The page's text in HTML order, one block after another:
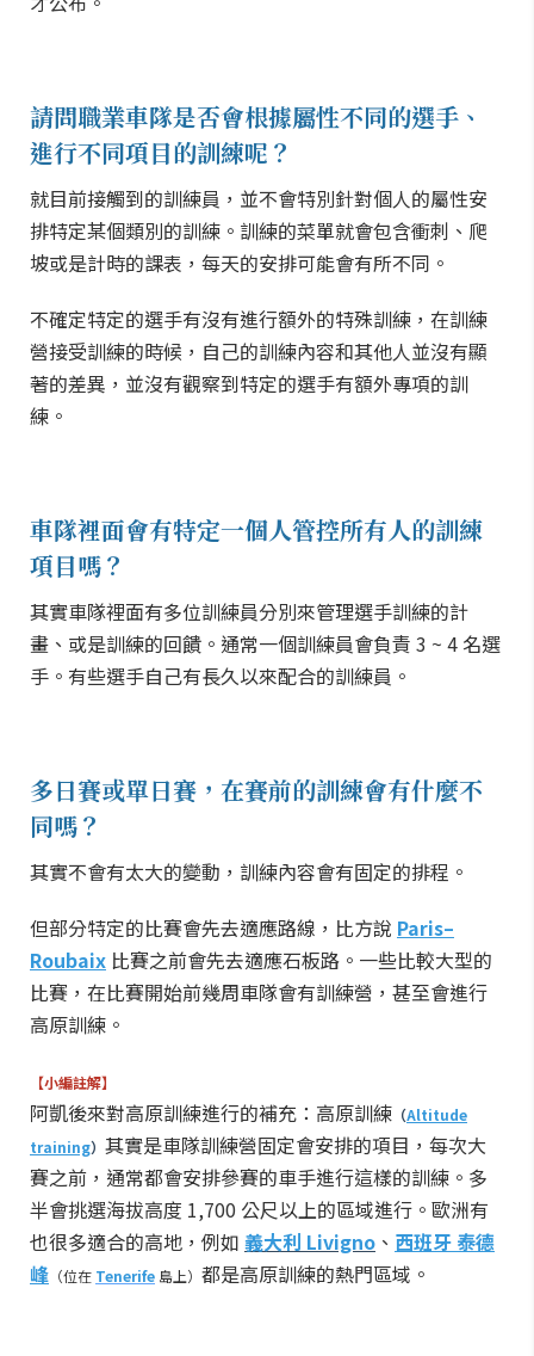
請問職業車隊是否會根據屬性不同的選手、
進行不同項目的訓練呢？
就目前接觸到的訓練員，並不會特別針對個人的屬性安
排特定某個類別的訓練。訓練的菜單就會包含衝刺、爬
坡或是計時的課表，每天的安排可能會有所不同。
不確定特定的選手有沒有進行額外的特殊訓練，在訓練
營接受訓練的時候，自己的訓練內容和其他人並沒有顯
著的差異，並沒有觀察到特定的選手有額外專項的訓
練。
車隊裡面會有特定一個人管控所有人的訓練
項目嗎？
其實車隊裡面有多位訓練員分別來管理選手訓練的計
畫、或是訓練的回饋。通常一個訓練員會負責 3 ~ 4 名選
手。有些選手自己有長久以來配合的訓練員。
多日賽或單日賽，在賽前的訓練會有什麼不
同嗎？
其實不會有太大的變動，訓練內容會有固定的排程。
但部分特定的比賽會先去適應路線，比方說 Paris–
Roubaix 比賽之前會先去適應石板路。一些比較大型的
比賽，在比賽開始前幾周車隊會有訓練營，甚至會進行
高原訓練。
【小編註解】
阿凱後來對高原訓練進行的補充：高原訓練 （Altitude
training） 其實是車隊訓練營固定會安排的項目，每次大
賽之前，通常都會安排參賽的車手進行這樣的訓練。多
半會挑選海拔高度 1,700 公尺以上的區域進行。歐洲有
也很多適合的高地，例如 義大利 Livigno 、 西班牙 泰德
峰 （位在 Tenerife 島上） 都是高原訓練的熱門區域。